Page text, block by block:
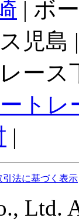
| ボ
児島
ー
トレ
|
引法に基づく表示
Ltd.